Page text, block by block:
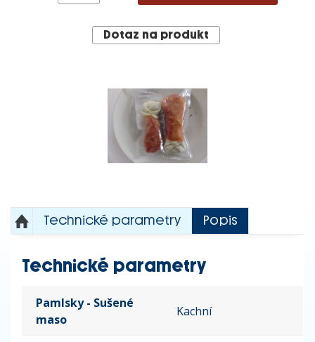
Dotaz na produkt
Technické parametry Popis
Technické parametry
Pamlsky - Sušené
maso
Kachní